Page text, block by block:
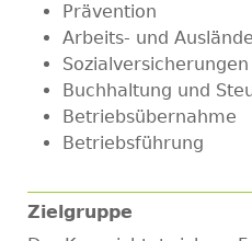
Prävention
Arbeits- und
Buchhaltung und
Betriebsübernahme
Betriebsführung
Zielgruppe